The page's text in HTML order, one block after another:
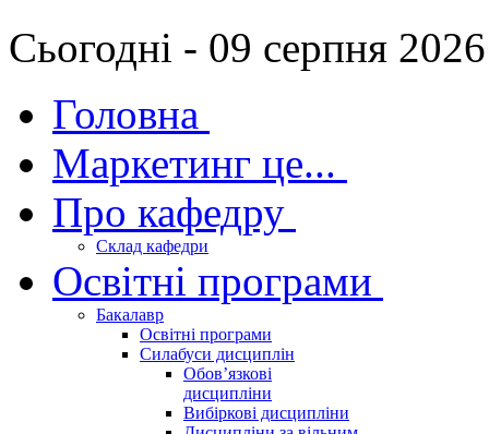
Сьогодні - 09 серпня
Головна
Маркетинг це...
Про кафедру
Склад кафедри
Освітні програми
Бакалавр
Освітні програми
Силабуси дисциплін
Обов’язкові
дисципліни
Вибіркові дисципліни